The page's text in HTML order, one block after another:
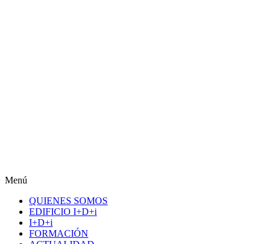
Menú
QUIENES SOMOS
EDIFICIO I+D+i
I+D+i
FORMACIÓN